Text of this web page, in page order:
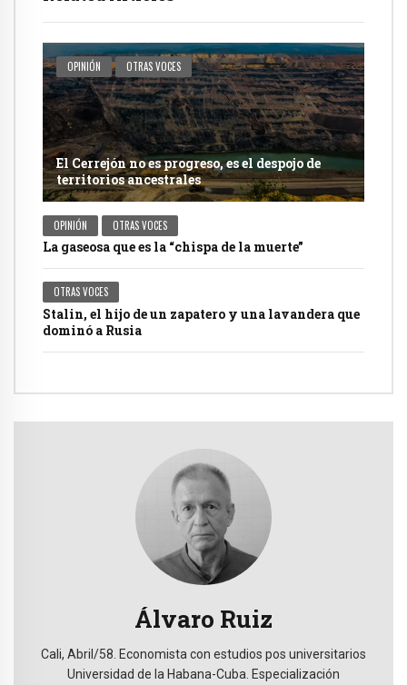
OPINIÓN OTRAS VOCES
El Cerrejón no es progreso, es el despojo de
territorios ancestrales
OPINIÓN OTRAS VOCES
La gaseosa que es la “chispa de la muerte”
OTRAS VOCES
Stalin, el hijo de un zapatero y una lavandera que
dominó a Rusia
Álvaro Ruiz
Cali, Abril/58. Economista con estudios pos universitarios
Universidad de la Habana-Cuba. Especialización